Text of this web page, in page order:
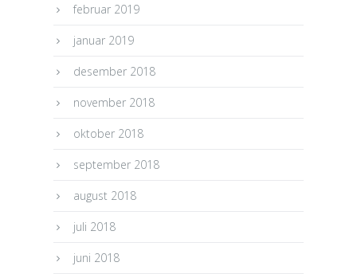
februar 2019
januar 2019
desember 2018
november 2018
oktober 2018
september 2018
august 2018
juli 2018
juni 2018